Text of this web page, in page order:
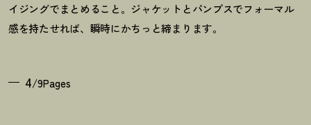
イジングでまとめること。ジャケットとパンプスでフォーマル
感を持たせれば、瞬時にかちっと締まります。
4/9Pages